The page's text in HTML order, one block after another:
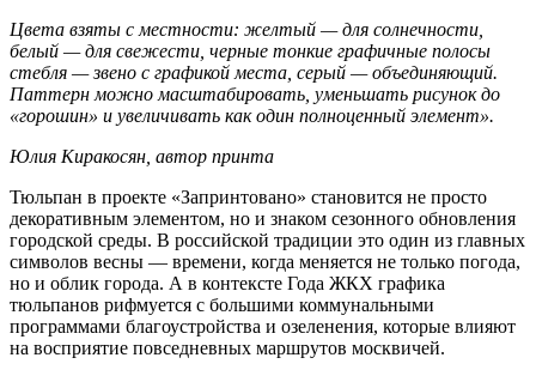
Цвета взяты с местности: желтый — для солнечности,
белый — для свежести, черные тонкие графичные полосы
стебля — звено с графикой места, серый — объединяющий.
Паттерн можно масштабировать, уменьшать рисунок до
«горошин» и увеличивать как один полноценный элемент».
Юлия Киракосян, автор принта
Тюльпан в проекте «Запринтовано» становится не просто
декоративным элементом, но и знаком сезонного обновления
городской среды. В российской традиции это один из главных
символов весны — времени, когда меняется не только погода,
но и облик города. А в контексте Года ЖКХ графика
тюльпанов рифмуется с большими коммунальными
программами благоустройства и озеленения, которые влияют
на восприятие повседневных маршрутов москвичей.